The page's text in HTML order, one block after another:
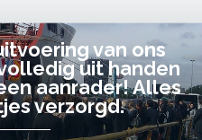
van ons
uit handen
aanrader! Alles
verzorgd.